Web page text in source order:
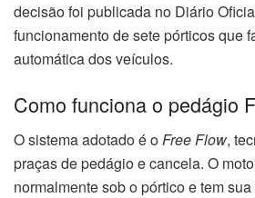
decisão foi publicada no Diário
funcionamento de sete pórticos que
automática dos veículos.
Como funciona o pedágio
O sistema adotado é o Free Flow,
praças de pedágio e cancela. O
normalmente sob o pórtico e tem